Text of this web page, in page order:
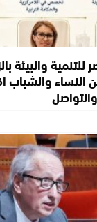
للتنمية والبيئة
والشباب